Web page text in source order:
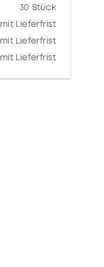
30 Stück
mit Lieferfrist
mit Lieferfrist
mit Lieferfrist